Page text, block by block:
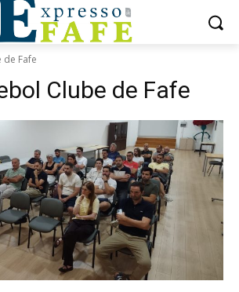
Fafe
Clube de Fafe